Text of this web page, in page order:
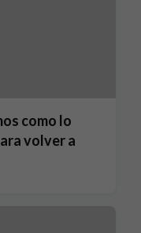
como lo
volver a